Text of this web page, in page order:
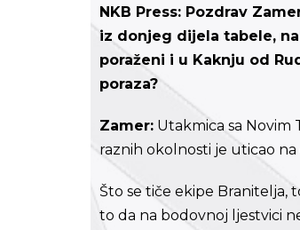
NKB Press: Pozdrav
iz donjeg dijela tabele,
poraženi i u Kaknju od
poraza?
Zamer: Utakmica sa Novim
raznih okolnosti je uticao
Što se tiče ekipe Branitelja,
to da na bodovnoj ljestvici